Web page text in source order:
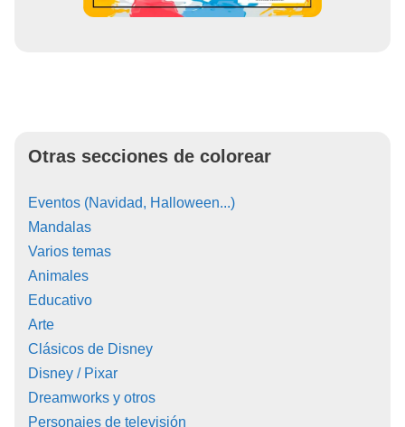
Otras secciones de colorear
Eventos (Navidad, Halloween...)
Mandalas
Varios temas
Animales
Educativo
Arte
Clásicos de Disney
Disney / Pixar
Dreamworks y otros
Personajes de televisión